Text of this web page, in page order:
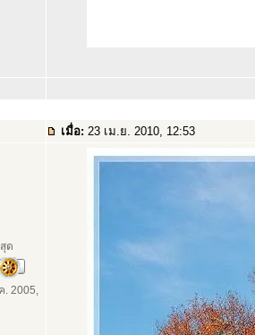
เมื่อ: 23 เม.ย. 2010, 12:53
ด
. 2005,